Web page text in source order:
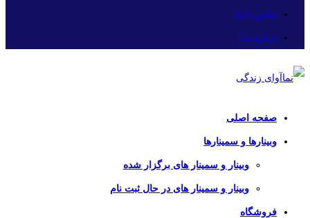
تماس با ما
درباره ما
صفحه اصلی
وبینارها و سمینارها
وبینار و سمینار های برگزار شده
وبینار و سمینار های در حال ثبت نام
فروشگاه